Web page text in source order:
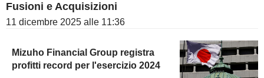
Fusioni e Acquisizioni
11 dicembre 2025 alle 11:36
Mizuho Financial Group registra
profitti record per l'esercizio 2024